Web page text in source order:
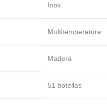
Inox
Multitemperatura
Madera
51 botellas